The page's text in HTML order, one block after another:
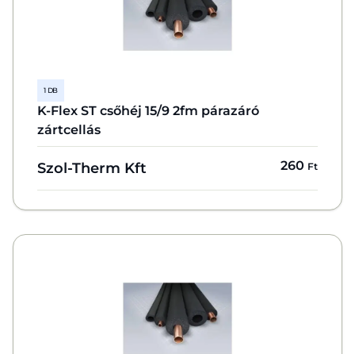
1 DB
K-Flex ST csőhéj 15/9 2fm párazáró
zártcellás
Szol-Therm Kft 260 Ft